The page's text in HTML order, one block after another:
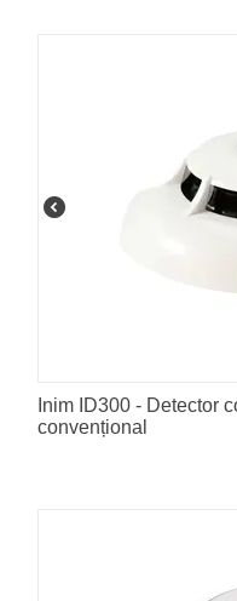
Inim ID300 - Detector
convențional